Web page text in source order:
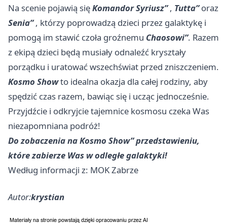
Na scenie pojawią sięKomandor Syriusz”, Tutta”oraz
Senia”, którzy poprowadzą dzieci przez galaktykę i
pomogą im stawić czoła groźnemu Chaosowi”. Razem
z ekipą dzieci będą musiały odnaleźć kryształy
porządku i uratować wszechświat przed zniszczeniem.
Kosmo Showto idealna okazja dla całej rodziny, aby
spędzić czas razem, bawiąc się i ucząc jednocześnie.
Przyjdźcie i odkryjcie tajemnice kosmosu czeka Was
niezapomniana podróż!
Do zobaczenia na Kosmo Show” przedstawieniu,
które zabierze Was w odległe galaktyki!
Według informacji z: MOK Zabrze
Autor:krystian